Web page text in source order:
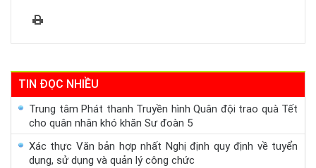
TIN ĐỌC NHIỀU
Trung tâm Phát thanh Truyền hình Quân đội trao quà Tết
cho quân nhân khó khăn Sư đoàn 5
Xác thực Văn bản hợp nhất Nghị định quy định về tuyển
dụng, sử dụng và quản lý công chức